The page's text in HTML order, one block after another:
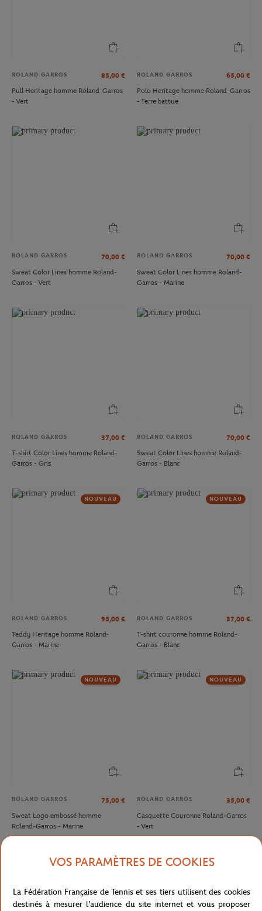
ROLAND GARROS 85,00 €
Pull Heritage homme Roland-Garros
- Vert
ROLAND GARROS 65,00 €
Polo Heritage homme Roland-Garros
- Terre battue
ROLAND GARROS 70,00 €
Sweat Color Lines homme Roland-
Garros - Vert
ROLAND GARROS 70,00 €
Sweat Color Lines homme Roland-
Garros - Marine
ROLAND GARROS 37,00 €
T-shirt Color Lines homme Roland-
Garros - Gris
ROLAND GARROS 70,00 €
Sweat Color Lines homme Roland-
Garros - Blanc
NOUVEAU
ROLAND GARROS 95,00 €
Teddy Heritage homme Roland-
Garros - Marine
NOUVEAU
ROLAND GARROS 37,00 €
T-shirt couronne homme Roland-
Garros - Blanc
NOUVEAU
ROLAND GARROS 75,00 €
Sweat Logo embossé homme
Roland-Garros - Marine
NOUVEAU
ROLAND GARROS 35,00 €
Casquette Couronne Roland-Garros
- Vert
VOS PARAMÈTRES DE COOKIES
La Fédération Française de Tennis et ses tiers utilisent des cookies
destinés à mesurer l'audience du site internet et vous proposer